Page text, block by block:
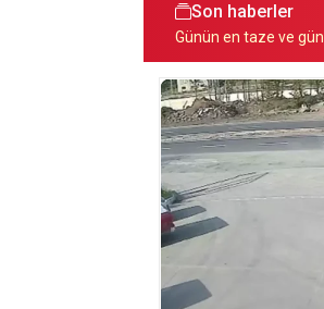
Son haberler
Günün en taze ve